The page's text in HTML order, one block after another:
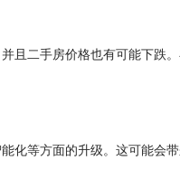
且二手房价格也有可能下跌
化等方面的升级。这可能会